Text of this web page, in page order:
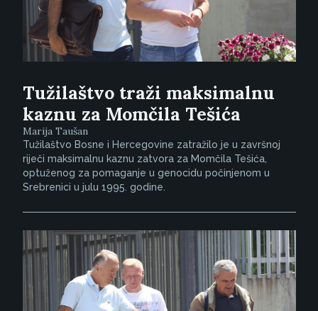
Tužilaštvo traži maksimalnu
kaznu za Momčila Tešića
Marija Taušan
Tužilaštvo Bosne i Hercegovine zatražilo je u završnoj
riječi maksimalnu kaznu zatvora za Momčila Tešića,
optuženog za pomaganje u genocidu počinjenom u
Srebrenici u julu 1995. godine.